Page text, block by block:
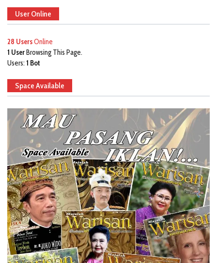
User Online
28 UsersOnline
1 UserBrowsing This Page.
Users: 1 Bot
Space Available